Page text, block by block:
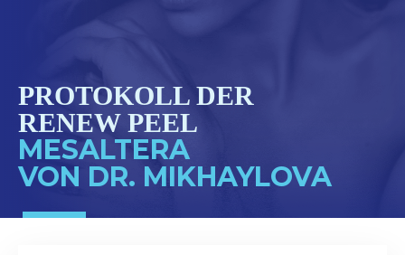
PROTOKOLL DER
RENEW PEEL
MESALTERA
VON DR. MIKHAYLOVA